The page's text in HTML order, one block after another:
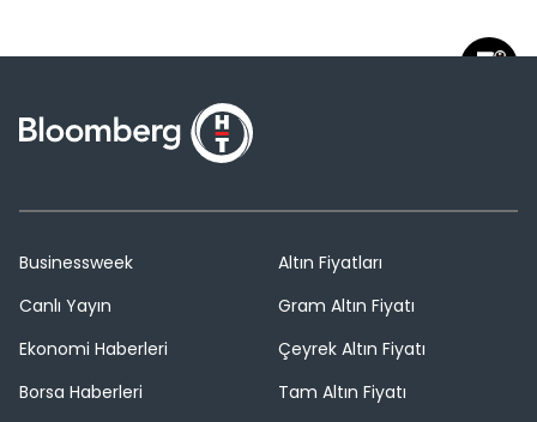
Businessweek
Canlı Yayın
Ekonomi Haberleri
Borsa Haberleri
Altın Fiyatları
Gram Altın Fiyatı
Çeyrek Altın Fiyatı
Tam Altın Fiyatı